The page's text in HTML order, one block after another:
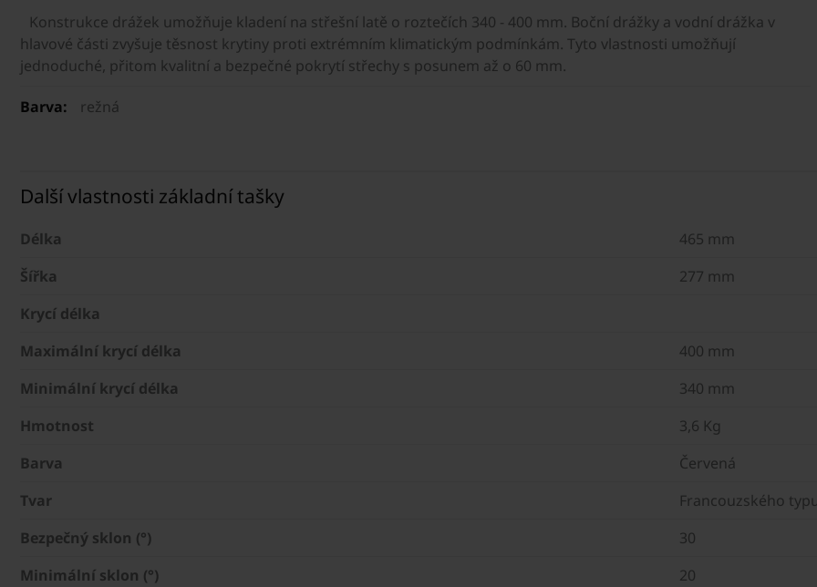
Konstrukce drážek umožňuje kladení na střešní latě o roztečích 340 - 400 mm. Boční drážky a vodní drážka v
hlavové části zvyšuje těsnost krytiny proti extrémním klimatickým podmínkám. Tyto vlastnosti umožňují
jednoduché, přitom kvalitní a bezpečné pokrytí střechy s posunem až o 60 mm.
Barva: režná
Další vlastnosti základní tašky
Délka
465 mm
Šířka
277 mm
Krycí délka
Maximální krycí délka
400 mm
Minimální krycí délka
340 mm
Hmotnost
3,6 Kg
Barva
Červená
Tvar
Francouzského
Bezpečný sklon (°)
30
Minimální sklon (°)
20